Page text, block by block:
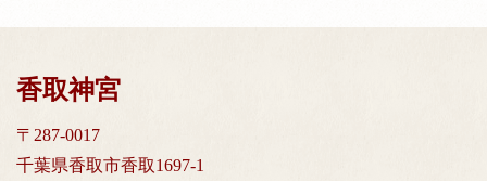
香取神宮
〒287-0017
千葉県香取市香取1697-1